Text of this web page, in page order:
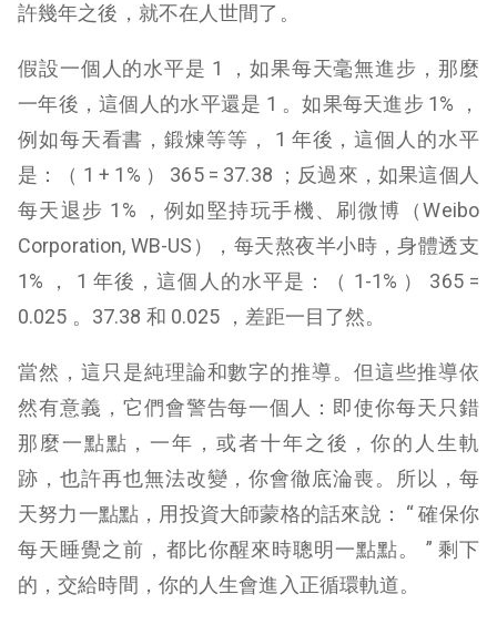
許幾年之後，就不在人世間了。
假設一個人的水平是 1 ，如果每天毫無進步，那麼
一年後，這個人的水平還是 1 。如果每天進步 1% ，
例如每天看書，鍛煉等等， 1 年後，這個人的水平
是：（ 1 + 1% ） 365 = 37.38 ；反過來，如果這個人
每天退步 1% ，例如堅持玩手機、刷微博（Weibo
Corporation, WB-US），每天熬夜半小時，身體透支
1% ， 1 年後，這個人的水平是：（ 1-1% ） 365 =
0.025 。37.38 和 0.025 ，差距一目了然。
當然，這只是純理論和數字的推導。但這些推導依
然有意義，它們會警告每一個人：即使你每天只錯
那麼一點點，一年，或者十年之後，你的人生軌
跡，也許再也無法改變，你會徹底淪喪。所以，每
天努力一點點，用投資大師蒙格的話來說： “ 確保你
每天睡覺之前，都比你醒來時聰明一點點。 ” 剩下
的，交給時間，你的人生會進入正循環軌道。